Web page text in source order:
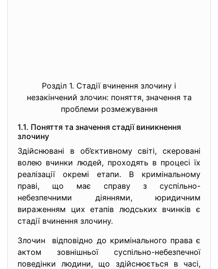
Розділ 1. Стадії вчинення злочину і
незакінчений злочин: поняття, значення та
проблеми розмежування
1.1. Поняття та значення стадії виникнення
злочину
Здійснювані в об’єктивному світі, скеровані
волею вчинки людей, проходять в процесі їх
реалізації окремі етапи. В кримінальному
праві, що має справу з суспільно-
небезпечними діяннями, юридичним
вираженням цих етапів людських вчинків є
стадії вчинення злочину.
Злочин відповідно до кримінального права є
актом зовнішньої суспільно-небезпечної
поведінки людини, що здійснюється в часі,